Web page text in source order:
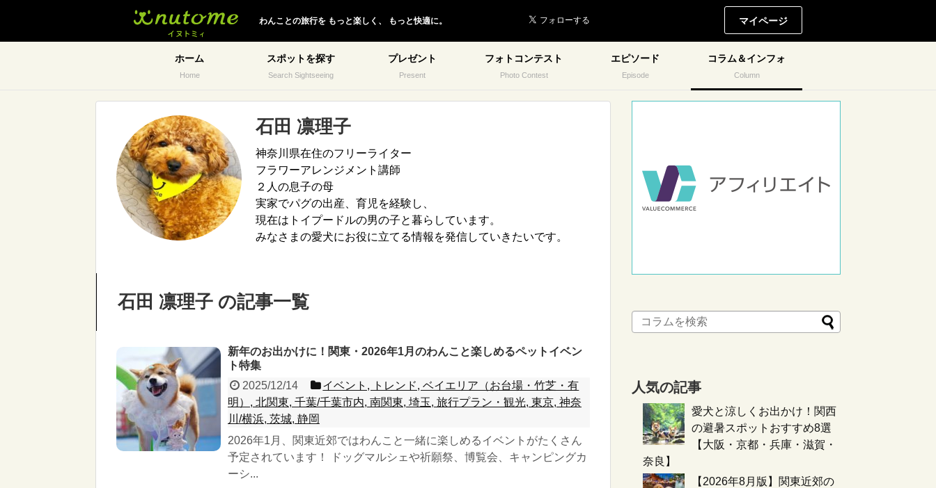
わんことの旅行を もっと楽しく、 もっと快適に。 マイページ
ホーム
Home
スポットを探す
Search Sightseeing
プレゼント
Present
フォトコンテスト
Photo Contest
エピソード
Episode
コラム＆インフォ
Column
石田 凛理子
神奈川県在住のフリーライター
フラワーアレンジメント講師
２人の息子の母
実家でパグの出産、育児を経験し、
現在はトイプードルの男の子と暮らしています。
みなさまの愛犬にお役に立てる情報を発信していきたいです。
石田 凛理子 の記事一覧
新年のお出かけに！関東・2026年1月のわんこと楽しめるペットイベン
ト特集
2025/12/14
イベント, トレンド, ベイエリア（お台場・竹芝・有
明）, 北関東, 千葉/千葉市内, 南関東, 埼玉, 旅行プラン・観光, 東京, 神奈
川/横浜, 茨城, 静岡
2026年1月、関東近郊ではわんこと一緒に楽しめるイベントがたくさん
予定されています！ ドッグマルシェや祈願祭、博覧会、キャンピングカ
ーシ...
人気の記事
愛犬と涼しくお出かけ！関西
の避暑スポットおすすめ8選
【大阪・京都・兵庫・滋賀・
奈良】
【2026年8月版】関東近郊の